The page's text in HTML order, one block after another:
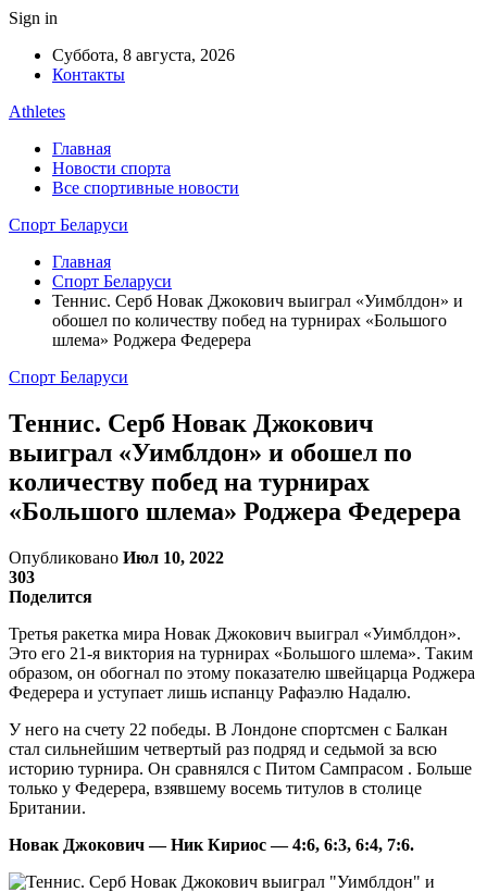
Sign in
Суббота, 8 августа, 2026
Контакты
Athletes
Главная
Новости спорта
Все спортивные новости
Спорт Беларуси
Главная
Спорт Беларуси
Теннис. Серб Новак Джокович выиграл «Уимблдон» и
обошел по количеству побед на турнирах «Большого
шлема» Роджера Федерера
Спорт Беларуси
Теннис. Серб Новак Джокович
выиграл «Уимблдон» и обошел по
количеству побед на турнирах
«Большого шлема» Роджера Федерера
Опубликовано Июл 10, 2022
303
Поделится
Третья ракетка мира Новак Джокович выиграл «Уимблдон».
Это его 21-я виктория на турнирах «Большого шлема». Таким
образом, он обогнал по этому показателю швейцарца Роджера
Федерера и уступает лишь испанцу Рафаэлю Надалю.
У него на счету 22 победы. В Лондоне спортсмен с Балкан
стал сильнейшим четвертый раз подряд и седьмой за всю
историю турнира. Он сравнялся с Питом Сампрасом . Больше
только у Федерера, взявшему восемь титулов в столице
Британии.
Новак Джокович — Ник Кириос — 4:6, 6:3, 6:4, 7:6.